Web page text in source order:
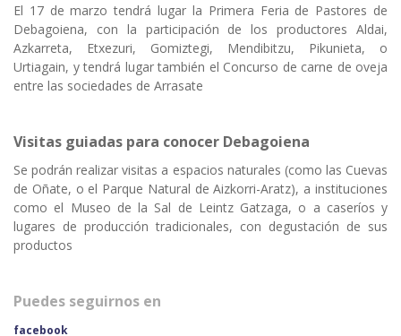
El 17 de marzo tendrá lugar la Primera Feria de Pastores de
Debagoiena, con la participación de los productores Aldai,
Azkarreta, Etxezuri, Gomiztegi, Mendibitzu, Pikunieta, o
Urtiagain, y tendrá lugar también el Concurso de carne de oveja
entre las sociedades de Arrasate
Visitas guiadas para conocer Debagoiena
Se podrán realizar visitas a espacios naturales (como las Cuevas
de Oñate, o el Parque Natural de Aizkorri-Aratz), a instituciones
como el Museo de la Sal de Leintz Gatzaga, o a caseríos y
lugares de producción tradicionales, con degustación de sus
productos
Puedes seguirnos en
facebook